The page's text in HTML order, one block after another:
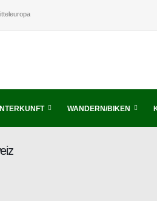
WANDERN/BIKEN